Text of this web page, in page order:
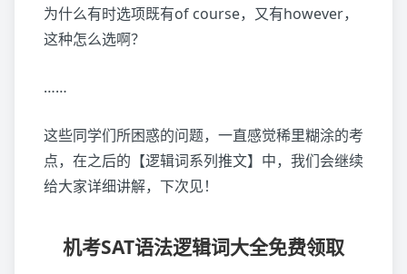
为什么有时选项既有of course，又有however，
这种怎么选啊？
……
这些同学们所困惑的问题，一直感觉稀里糊涂的考
点，在之后的【逻辑词系列推文】中，我们会继续
给大家详细讲解，下次见！
机考SAT语法逻辑词大全免费领取